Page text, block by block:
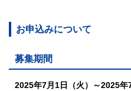
お申込みについて
募集期間
2025年7月1日（火）～2025年